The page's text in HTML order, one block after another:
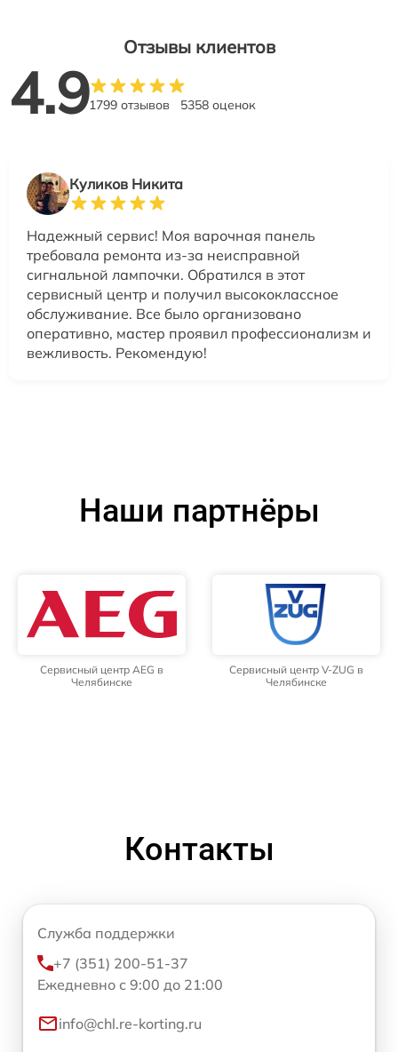
Отзывы клиентов
4.91799 отзывов 5358 оценок
Куликов Никита
Надежный сервис! Моя варочная панель
требовала ремонта из-за неисправной
сигнальной лампочки. Обратился в этот
сервисный центр и получил высококлассное
обслуживание. Все было организовано
оперативно, мастер проявил профессионализм и
вежливость. Рекомендую!
Наши партнёры
Сервисный центр AEG в
Челябинске
Сервисный центр V-ZUG в
Челябинске
Контакты
Служба поддержки
+7 (351) 200-51-37
Ежедневно с 9:00 до 21:00
info@chl.re-korting.ru